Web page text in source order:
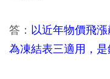
答： 以近年物價飛
為凍結表三適用，是